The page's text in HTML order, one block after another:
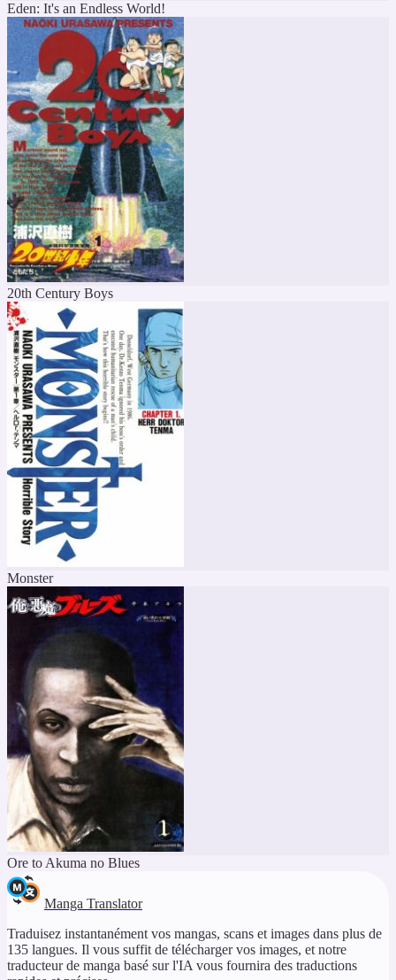
Eden: It's an Endless World!
20th Century Boys
Monster
Ore to Akuma no Blues
Manga Translator
Traduisez instantanément vos mangas, scans et images dans plus de
135 langues. Il vous suffit de télécharger vos images, et notre
traducteur de manga basé sur l'IA vous fournira des traductions